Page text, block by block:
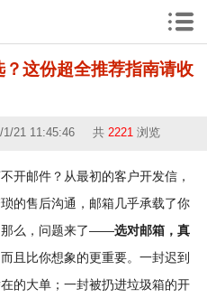
这份超全推荐指南请收
1/21 11:45:46 共 2221浏览
开邮件？从最初的客户开发信，
的售后沟通，邮箱几乎承载了你
那么，问题来了——选对邮箱，真
且比你想象的更重要。一封迟到
的大单；一封被扔进垃圾箱的开